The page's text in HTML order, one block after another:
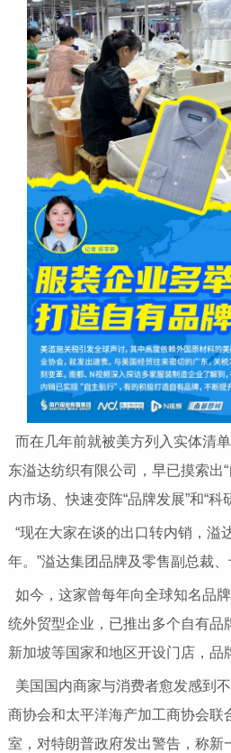
而在几年前就被美方列入实体清
东溢达纺织有限公司，早已摸索出
内市场、快速变阵“品牌发展”和“科
“现在大家在谈的出口转内销，溢
年。”溢达集团品牌及零售副总裁、
如今，这家曾每年向全球知名品
统外贸型企业，已推出多个自有品
新加坡等国家和地区开设门店，品
美国国内商家与消费者愈发感到
商协会和太平洋海产加工商协会联
室，对特朗普政府发出警告，称新